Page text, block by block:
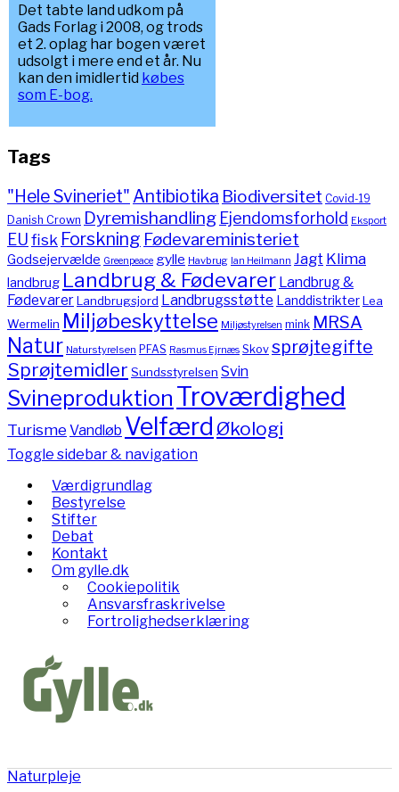
Det tabte land udkom på
Gads Forlag i 2008, og trods
et 2. oplag har bogen været
udsolgt i mere end et år. Nu
kan den imidlertid købes
som E-bog.
Tags
"Hele Svineriet" Antibiotika Biodiversitet Covid-19
Danish Crown Dyremishandling Ejendomsforhold Eksport
EUfisk Forskning Fødevareministeriet
Godsejervælde Greenpeace gylle Havbrug Ian Heilmann Jagt Klima
landbrug Landbrug & Fødevarer Landbrug &
FødevarerLandbrugsjord Landbrugsstøtte LanddistrikterLea
Wermelin Miljøbeskyttelse Miljøstyrelsen mink MRSA
Natur Naturstyrelsen PFAS Rasmus Ejrnæs Skov sprøjtegifte
Sprøjtemidler Sundsstyrelsen Svin
Svineproduktion Troværdighed
TurismeVandløb Velfærd Økologi
Toggle sidebar & navigation
Værdigrundlag
Bestyrelse
Stifter
Debat
Kontakt
Om gylle.dk
Cookiepolitik
Ansvarsfraskrivelse
Fortrolighedserklæring
Naturpleje